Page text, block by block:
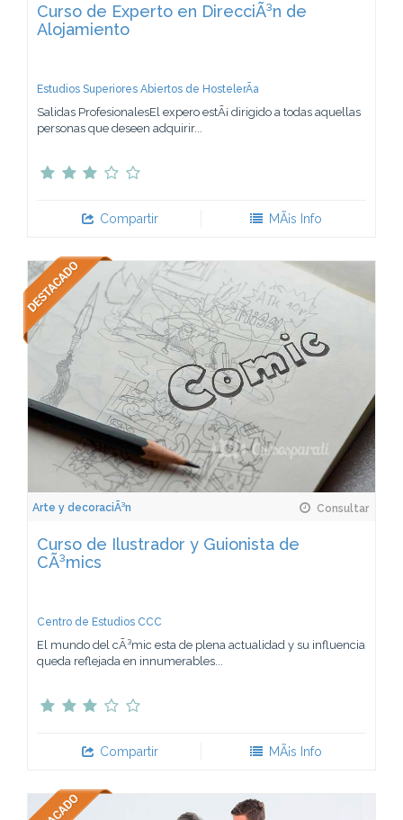
Curso de Experto en DirecciÃ³n de
Alojamiento
Estudios Superiores Abiertos de HostelerÃ­a
Salidas ProfesionalesEl expero estÃ¡ dirigido a todas aquellas
personas que deseen adquirir...
Compartir MÃ¡s Info
Arte y decoraciÃ³n Consultar
Curso de Ilustrador y Guionista de
CÃ³mics
Centro de Estudios CCC
El mundo del cÃ³mic esta de plena actualidad y su influencia
queda reflejada en innumerables...
Compartir MÃ¡s Info